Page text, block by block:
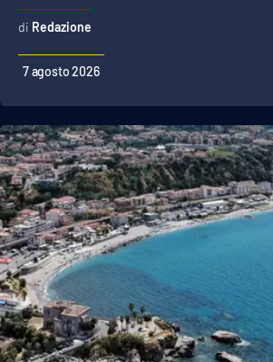
Redazione
7 agosto 2026